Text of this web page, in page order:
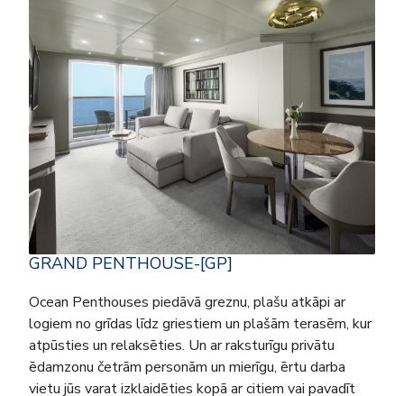
GRAND PENTHOUSE-[GP]
Ocean Penthouses piedāvā greznu, plašu atkāpi ar
logiem no grīdas līdz griestiem un plašām terasēm, kur
atpūsties un relaksēties. Un ar raksturīgu privātu
ēdamzonu četrām personām un mierīgu, ērtu darba
vietu jūs varat izklaidēties kopā ar citiem vai pavadīt